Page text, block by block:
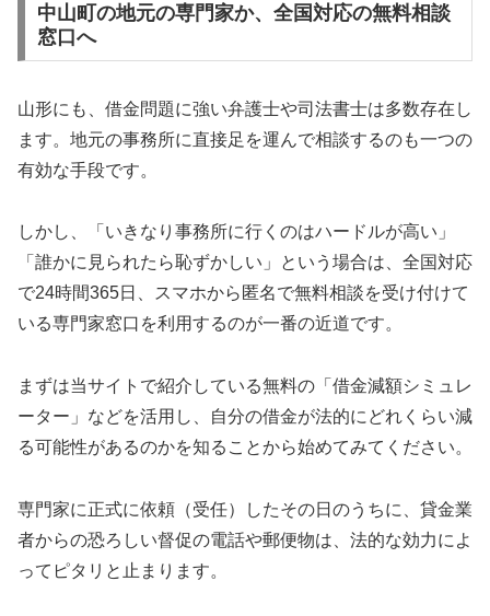
中山町の地元の専門家か、全国対応の無料相談
窓口へ
山形にも、借金問題に強い弁護士や司法書士は多数存在し
ます。地元の事務所に直接足を運んで相談するのも一つの
有効な手段です。
しかし、「いきなり事務所に行くのはハードルが高い」
「誰かに見られたら恥ずかしい」という場合は、全国対応
で24時間365日、スマホから匿名で無料相談を受け付けて
いる専門家窓口を利用するのが一番の近道です。
まずは当サイトで紹介している無料の「借金減額シミュレ
ーター」などを活用し、自分の借金が法的にどれくらい減
る可能性があるのかを知ることから始めてみてください。
専門家に正式に依頼（受任）したその日のうちに、貸金業
者からの恐ろしい督促の電話や郵便物は、法的な効力によ
ってピタリと止まります。